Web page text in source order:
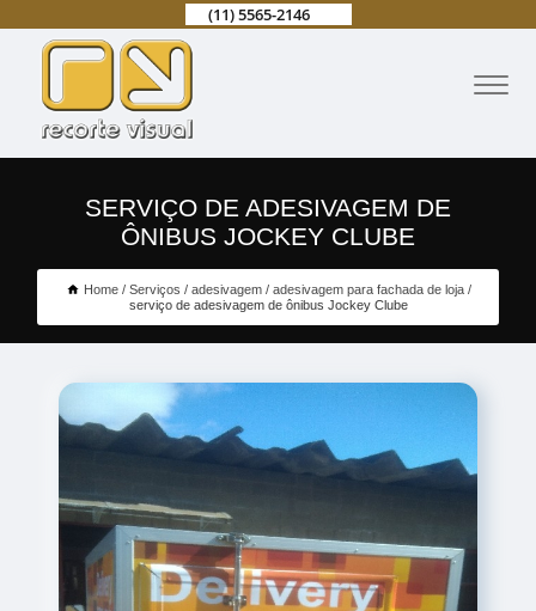
(11) 5565-2146
SERVIÇO DE ADESIVAGEM DE
ÔNIBUS JOCKEY CLUBE
Home Serviços adesivagem
adesivagem para fachada de loja
serviço de adesivagem de ônibus Jockey Clube